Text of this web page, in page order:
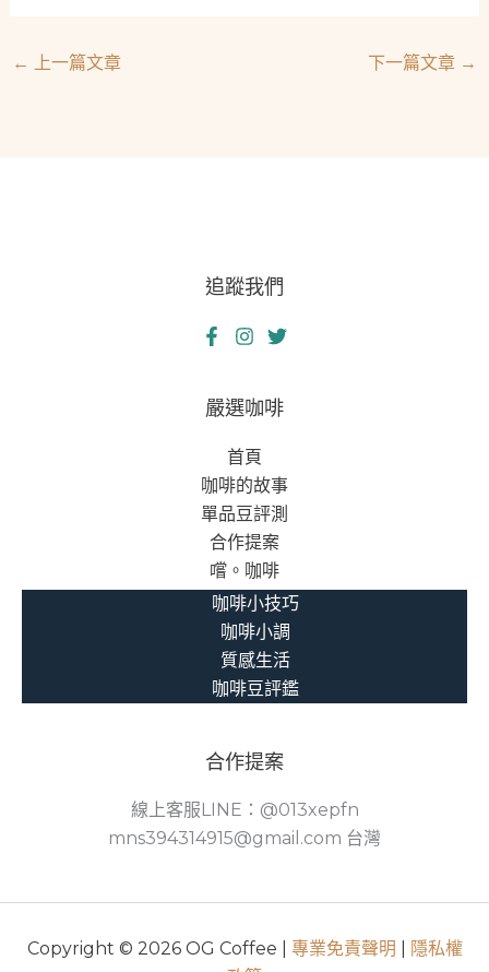
← 上一篇文章 下一篇文章 →
追蹤我們
嚴選咖啡
首頁
咖啡的故事
單品豆評測
合作提案
嚐。咖啡
咖啡小技巧
咖啡小調
質感生活
咖啡豆評鑑
合作提案
線上客服LINE：@013xepfn
mns394314915@gmail.com 台灣
Copyright © 2026 OG Coffee | 專業免責聲明
隱私權